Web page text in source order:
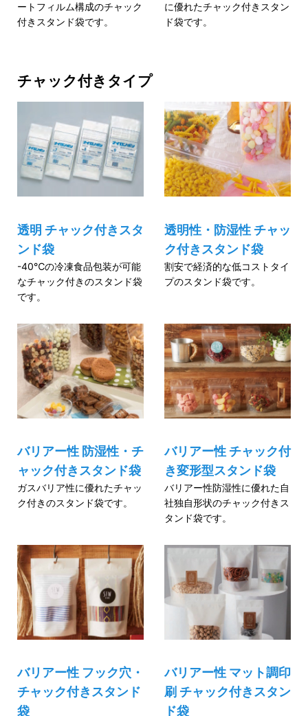
ートフィルム構成のチャック
付きスタンド袋です。
に優れたチャック付きスタン
ド袋です。
チャック付きタイプ
透明 チャック付きスタ
ンド袋
-40℃の冷凍食品包装が可能
なチャック付きのスタンド袋
です。
透明性・防湿性 チャッ
ク付きスタンド袋
割安で経済的な低コストタイ
プのスタンド袋です。
バリアー性 防湿性・チ
ャック付きスタンド袋
ガスバリア性に優れたチャッ
ク付きのスタンド袋です。
バリアー性 チャック付
き変形型スタンド袋
バリアー性防湿性に優れた自
社独自形状のチャック付きス
タンド袋です。
バリアー性 フック穴・
チャック付きスタンド
袋
バリアー性 マット調印
刷 チャック付きスタン
ド袋